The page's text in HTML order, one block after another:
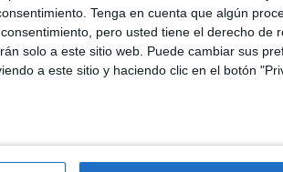
Tenga en cuenta que algún
pero usted tiene el derecho de
solo a este sitio web. Puede cambiar sus
a este sitio y haciendo clic en el botón
de la incidencia acumulada a 7
del 44%. Además, la presión
de camas UCI que es